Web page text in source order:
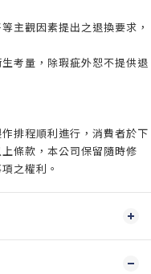
主觀因素提出之退換要求，
考量，除瑕疵外恕不提供退
排程順利進行，消費者於下
條款，本公司保留隨時修
之權利。